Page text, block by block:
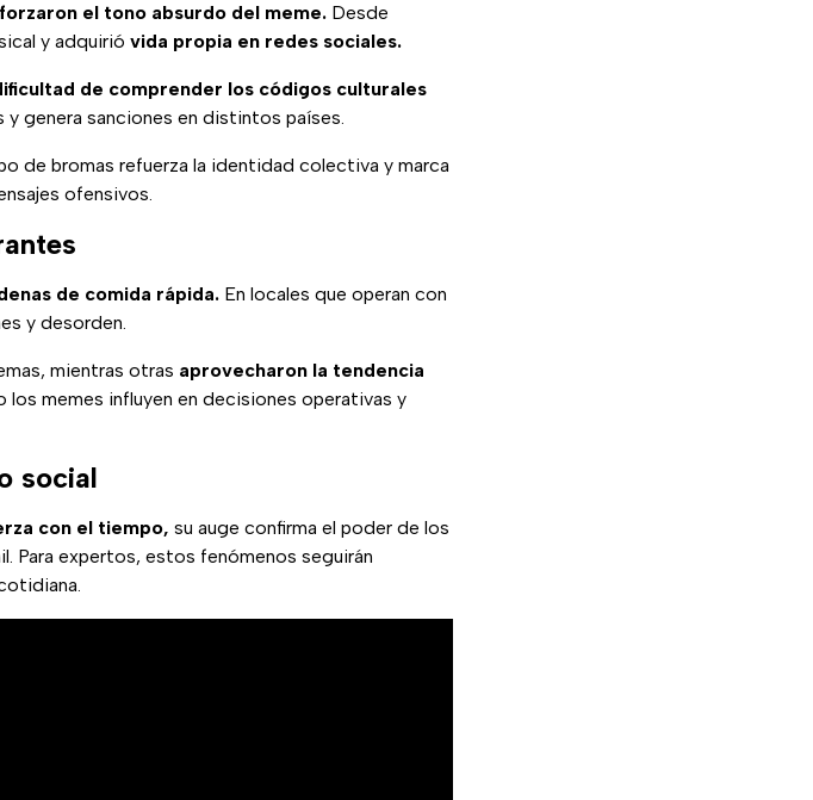
el tono absurdo del meme. Desde
y adquirió vida propia en redes sociales.
de comprender los códigos culturales
y genera sanciones en distintos países.
de bromas refuerza la identidad colectiva y marca
ofensivos.
de comida rápida. En locales que operan con
y desorden.
mientras otras aprovecharon la tendencia
los memes influyen en decisiones operativas y
social
con el tiempo, su auge confirma el poder de los
Para expertos, estos fenómenos seguirán